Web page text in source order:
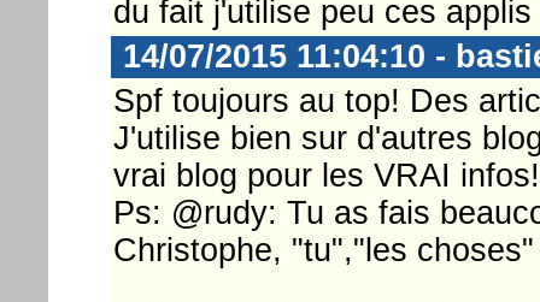
du fait j'utilise peu ces
14/07/2015 11:04:10 -
Spf toujours au top! Des
J'utilise bien sur d'autres
vrai blog pour les VRAI
Ps: @rudy: Tu as fais
Christophe, "tu","les